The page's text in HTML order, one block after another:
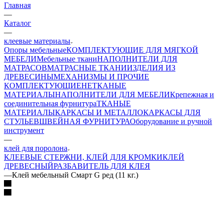
Главная
—
Каталог
—
клеевые материалы
Опоры мебельныеКОМПЛЕКТУЮЩИЕ ДЛЯ МЯГКОЙ
МЕБЕЛИМебельные тканиНАПОЛНИТЕЛИ ДЛЯ
МАТРАСОВМАТРАСНЫЕ ТКАНИИЗДЕЛИЯ ИЗ
ДРЕВЕСИНЫМЕХАНИЗМЫ И ПРОЧИЕ
КОМПЛЕКТУЮЩИЕНЕТКАНЫЕ
МАТЕРИАЛЫНАПОЛНИТЕЛИ ДЛЯ МЕБЕЛИКрепежная и
соединительная фурнитураТКАНЫЕ
МАТЕРИАЛЫКАРКАСЫ И МЕТАЛЛОКАРКАСЫ ДЛЯ
СТУЛЬЕВШВЕЙНАЯ ФУРНИТУРАОборудование и ручной
инструмент
—
клей для поролона
КЛЕЕВЫЕ СТЕРЖНИ, КЛЕЙ ДЛЯ КРОМКИКЛЕЙ
ДРЕВЕСНЫЙРАЗБАВИТЕЛЬ ДЛЯ КЛЕЯ
—Клей мебельный Смарт G ред (11 кг.)